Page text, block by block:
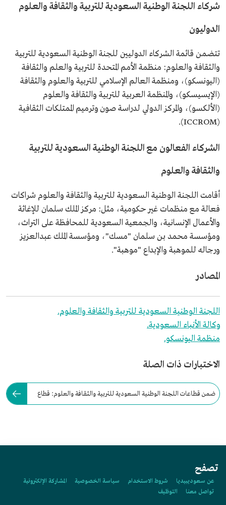
شركاء اللجنة الوطنية السعودية للتربية والثقافة والعلوم
الدوليون
تتضمن قائمة الشركاء الدوليين للجنة الوطنية السعودية للتربية
والثقافة والعلوم: منظمة الأمم المتحدة للتربية والعلم والثقافة
(اليونسكو)، ومنظمة العالم الإسلامي للتربية والعلوم والثقافة
(الإيسيسكو)، والمنظمة العربية للتربية والثقافة والعلوم
(الألكسو)، والمركز الدولي لدراسة صون وترميم الممتلكات الثقافية
(ICCROM).
الشركاء الفعالون مع اللجنة الوطنية السعودية للتربية
والثقافة والعلوم
أقامت اللجنة الوطنية السعودية للتربية والثقافة والعلوم شراكات
فعالة مع منظمات غير حكومية، مثل: مركز الملك سلمان للإغاثة
والأعمال الإنسانية، والجمعية السعودية للمحافظة على التراث،
ومؤسسة محمد بن سلمان "مسك"، ومؤسسة الملك عبدالعزيز
ورجاله للموهبة والإبداع "موهبة".
المصادر
اللجنة الوطنية السعودية للتربية والثقافة والعلوم.
وكالة الأنباء السعودية.
منظمة اليونسكو.
الاختبارات ذات الصلة
ضمن قطاعات اللجنة الوطنية السعودية للتربية والثقافة والعلوم: قطاع
تصفح
عن سعوديبيديا شروط الاستخدام سياسة الخصوصية
المشاركة الإلكترونية
تواصل معنا
التوظيف